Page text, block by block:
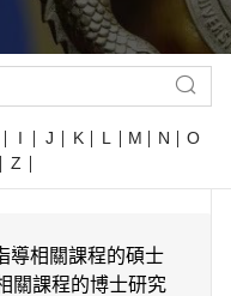
I J K L M N
O
Z
導相關課程的碩士
關課程的博士研究